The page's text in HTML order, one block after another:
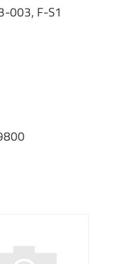
003, F-S1